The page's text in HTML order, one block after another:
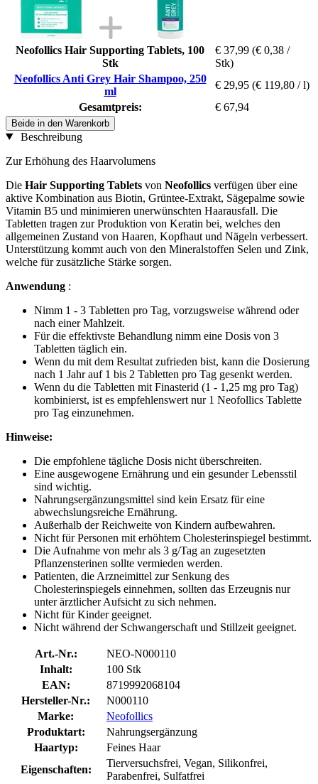
Neofollics Hair Supporting Tablets, 100
Stk
€ 37,99 (€ 0,38 /
Stk)
Neofollics Anti Grey Hair Shampoo, 250
ml
€ 29,95 (€ 119,80 / l)
Gesamtpreis:
€ 67,94
Beide in den Warenkorb
Beschreibung
Zur Erhöhung des Haarvolumens
Die Hair Supporting Tablets von Neofollics verfügen über eine
aktive Kombination aus Biotin, Grüntee-Extrakt, Sägepalme sowie
Vitamin B5 und minimieren unerwünschten Haarausfall. Die
Tabletten tragen zur Produktion von Keratin bei, welches den
allgemeinen Zustand von Haaren, Kopfhaut und Nägeln verbessert.
Unterstützung kommt auch von den Mineralstoffen Selen und Zink,
welche für zusätzliche Stärke sorgen.
Anwendung :
Nimm 1 - 3 Tabletten pro Tag, vorzugsweise während oder
nach einer Mahlzeit.
Für die effektivste Behandlung nimm eine Dosis von 3
Tabletten täglich ein.
Wenn du mit dem Resultat zufrieden bist, kann die Dosierung
nach 1 Jahr auf 1 bis 2 Tabletten pro Tag gesenkt werden.
Wenn du die Tabletten mit Finasterid (1 - 1,25 mg pro Tag)
kombinierst, ist es empfehlenswert nur 1 Neofollics Tablette
pro Tag einzunehmen.
Hinweise:
Die empfohlene tägliche Dosis nicht überschreiten.
Eine ausgewogene Ernährung und ein gesunder Lebensstil
sind wichtig.
Nahrungsergänzungsmittel sind kein Ersatz für eine
abwechslungsreiche Ernährung.
Außerhalb der Reichweite von Kindern aufbewahren.
Nicht für Personen mit erhöhtem Cholesterinspiegel bestimmt.
Die Aufnahme von mehr als 3 g/Tag an zugesetzten
Pflanzensterinen sollte vermieden werden.
Patienten, die Arzneimittel zur Senkung des
Cholesterinspiegels einnehmen, sollten das Erzeugnis nur
unter ärztlicher Aufsicht zu sich nehmen.
Nicht für Kinder geeignet.
Nicht während der Schwangerschaft und Stillzeit geeignet.
Art.-Nr.:
NEO-N000110
Inhalt:
100 Stk
EAN:
8719992068104
Hersteller-Nr.:
N000110
Marke:
Neofollics
Produktart:
Nahrungsergänzung
Haartyp:
Feines Haar
Eigenschaften:
Tierversuchsfrei, Vegan, Silikonfrei,
Parabenfrei, Sulfatfrei